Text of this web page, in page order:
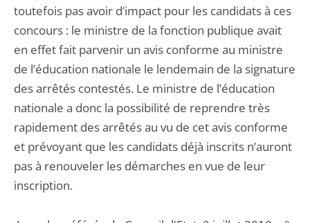
toutefois pas avoir d’impact pour les candidats à ces
concours : le ministre de la fonction publique avait
en effet fait parvenir un avis conforme au ministre
de l’éducation nationale le lendemain de la signature
des arrêtés contestés. Le ministre de l’éducation
nationale a donc la possibilité de reprendre très
rapidement des arrêtés au vu de cet avis conforme
et prévoyant que les candidats déjà inscrits n’auront
pas à renouveler les démarches en vue de leur
inscription.